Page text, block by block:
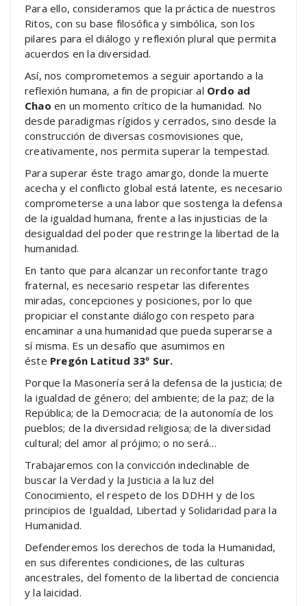
Para ello, consideramos que la práctica de nuestros
Ritos, con su base filosófica y simbólica, son los
pilares para el diálogo y reflexión plural que permita
acuerdos en la diversidad.
Así, nos comprometemos a seguir aportando a la
reflexión humana, a fin de propiciar al Ordo ad
Chao en un momento crítico de la humanidad. No
desde paradigmas rígidos y cerrados, sino desde la
construcción de diversas cosmovisiones que,
creativamente, nos permita superar la tempestad.
Para superar éste trago amargo, donde la muerte
acecha y el conflicto global está latente, es necesario
comprometerse a una labor que sostenga la defensa
de la igualdad humana, frente a las injusticias de la
desigualdad del poder que restringe la libertad de la
humanidad.
En tanto que para alcanzar un reconfortante trago
fraternal, es necesario respetar las diferentes
miradas, concepciones y posiciones, por lo que
propiciar el constante diálogo con respeto para
encaminar a una humanidad que pueda superarse a
sí misma. Es un desafío que asumimos en
éste Pregón Latitud 33º Sur.
Porque la Masonería será la defensa de la justicia; de
la igualdad de género; del ambiente; de la paz; de la
República; de la Democracia; de la autonomía de los
pueblos; de la diversidad religiosa; de la diversidad
cultural; del amor al prójimo; o no será…
Trabajaremos con la convicción indeclinable de
buscar la Verdad y la Justicia a la luz del
Conocimiento, el respeto de los DDHH y de los
principios de Igualdad, Libertad y Solidaridad para la
Humanidad.
Defenderemos los derechos de toda la Humanidad,
en sus diferentes condiciones, de las culturas
ancestrales, del fomento de la libertad de conciencia
y la laicidad.